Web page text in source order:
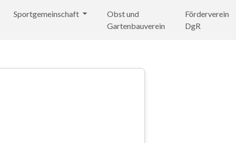
Sportgemeinschaft
Obst und
Gartenbauverein
Förderverein
DgR